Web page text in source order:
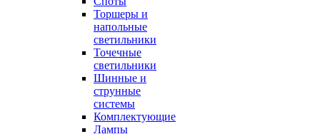
Торшеры и
напольные
светильники
Точечные
светильники
Шинные и
струнные
системы
Комплектующие
Лампы